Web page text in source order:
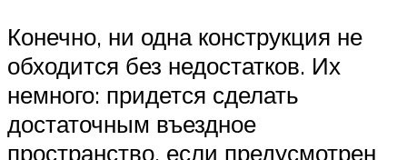
Конечно, ни одна конструкция не
обходится без недостатков. Их
немного: придется сделать
достаточным въездное
пространство, если предусмотрен